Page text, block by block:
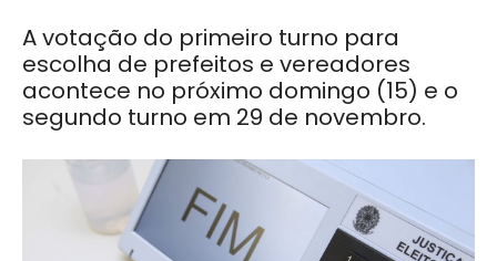
A votação do primeiro turno para
escolha de prefeitos e vereadores
acontece no próximo domingo (15) e o
segundo turno em 29 de novembro.